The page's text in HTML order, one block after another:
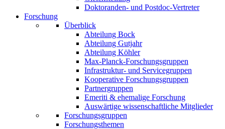
Doktoranden- und Postdoc-Vertreter
Forschung
Überblick
Abteilung Bock
Abteilung Gutjahr
Abteilung Köhler
Max-Planck-Forschungsgruppen
Infrastruktur- und Servicegruppen
Kooperative Forschungsgruppen
Partnergruppen
Emeriti & ehemalige Forschung
Auswärtige wissenschaftliche Mitglieder
Forschungsgruppen
Forschungsthemen